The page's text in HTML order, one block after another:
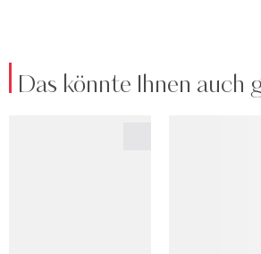
Das könnte Ihnen auch